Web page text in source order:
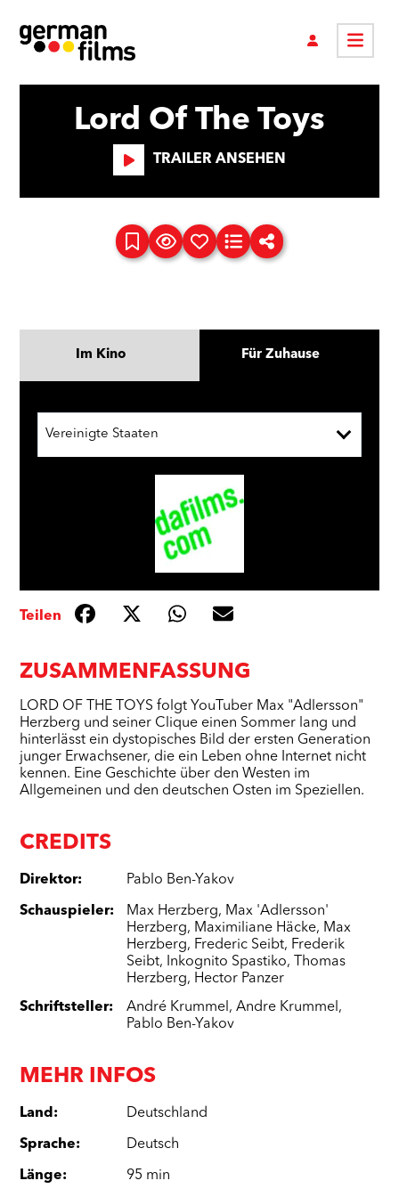
Lord Of The Toys
TRAILER ANSEHEN
ZUSAMMENFASSUNG
LORD OF THE TOYS folgt YouTuber Max "Adlersson"
Herzberg und seiner Clique einen Sommer lang und
hinterlässt ein dystopisches Bild der ersten Generation
junger Erwachsener, die ein Leben ohne Internet nicht
kennen. Eine Geschichte über den Westen im
Allgemeinen und den deutschen Osten im Speziellen.
CREDITS
Direktor: Pablo Ben-Yakov
Schauspieler: Max Herzberg, Max 'Adlersson'
Herzberg, Maximiliane Häcke, Max
Herzberg, Frederic Seibt, Frederik
Seibt, Inkognito Spastiko, Thomas
Herzberg, Hector Panzer
Schriftsteller: André Krummel,Andre Krummel,
Pablo Ben-Yakov
MEHR INFOS
Land: Deutschland
Sprache: Deutsch
Länge: 95 min
Im Kino Für Zuhause
Vereinigte Staaten
Teilen